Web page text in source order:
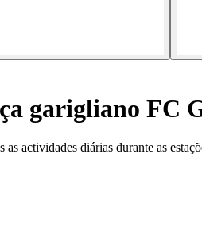
garigliano FC
actividades diárias durante as